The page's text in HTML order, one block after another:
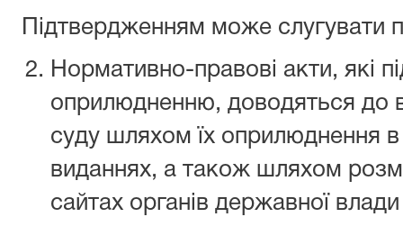
Підтвердженням може слугувати
Нормативно-правові акти, які
оприлюдненню, доводяться до
суду шляхом їх оприлюднення в
виданнях, а також шляхом
сайтах органів державної